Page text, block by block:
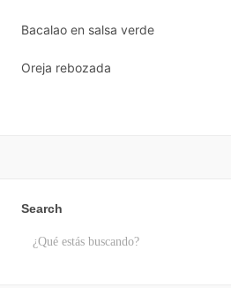
Bacalao en salsa verde
Oreja rebozada
Search